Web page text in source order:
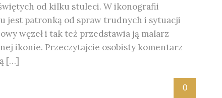
od kilku stuleci. W ikonografii
jest patronką od spraw trudnych i sytuacji
węzeł i tak też przedstawia ją malarz
ikonie. Przeczytajcie osobisty komentarz
[…]
0